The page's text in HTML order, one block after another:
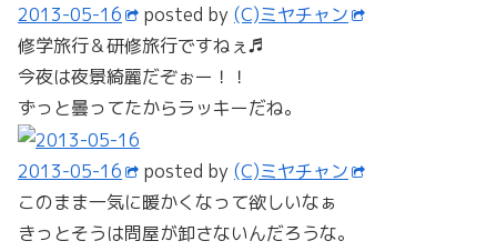
2013-05-16 posted by (C)ミヤチャン
修学旅行＆研修旅行ですねぇ♬
今夜は夜景綺麗だぞぉー！！
ずっと曇ってたからラッキーだね。
2013-05-16 posted by (C)ミヤチャン
このまま一気に暖かくなって欲しいなぁ
きっとそうは問屋が卸さないんだろうな。